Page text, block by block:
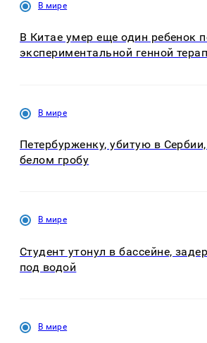
В мире
В Китае умер еще один ребенок
экспериментальной генной
В мире
Петербурженку, убитую в
белом гробу
В мире
Студент утонул в бассейне,
под водой
В мире